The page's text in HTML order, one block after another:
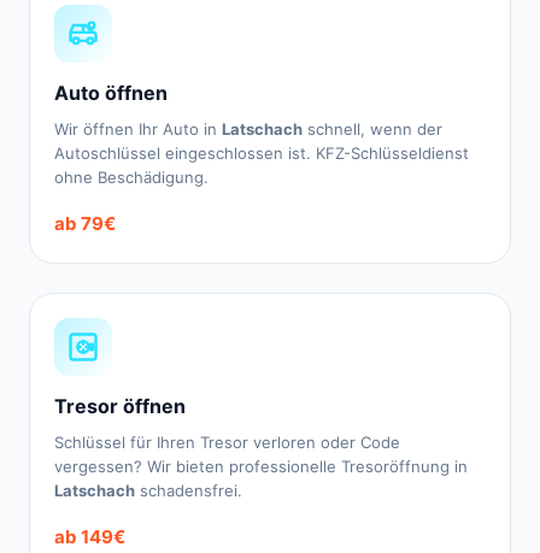
Auto öffnen
Wir öffnen Ihr Auto in Latschach schnell, wenn der
Autoschlüssel eingeschlossen ist. KFZ-Schlüsseldienst
ohne Beschädigung.
ab 79€
Tresor öffnen
Schlüssel für Ihren Tresor verloren oder Code
vergessen? Wir bieten professionelle Tresoröffnung in
Latschach schadensfrei.
ab 149€